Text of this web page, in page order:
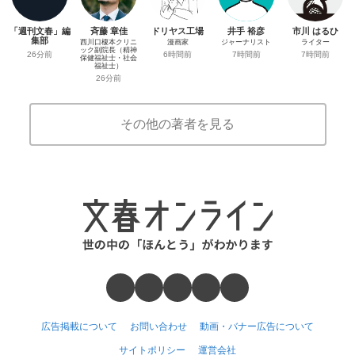
「週刊文春」編
集部
26分前
斉藤 章佳
西川口榎本クリニ
ック副院長（精神
保健福祉士・社会
福祉士）
26分前
ドリヤス工場
漫画家
6時間前
井手 裕彦
ジャーナリスト
7時間前
市川 はるひ
ライター
7時間前
その他の著者を見る
広告掲載について お問い合わせ 動画・バナー広告について
サイトポリシー 運営会社